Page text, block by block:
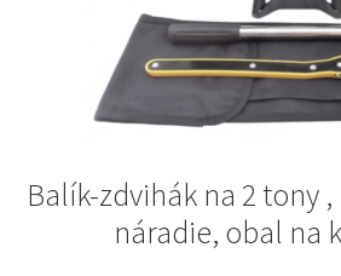
Balík-zdvihák na 2 tony
náradie, obal na